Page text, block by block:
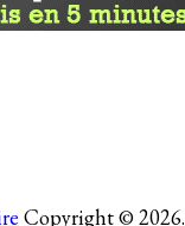
Copyright © 2026.